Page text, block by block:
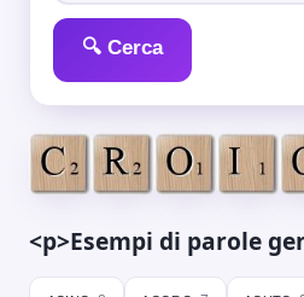
🔍 Cerca
<p>Esempi di parole